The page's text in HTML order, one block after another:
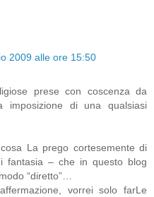
2009 alle ore 15:50
prese con coscenza da
imposizione di una qualsiasi
La prego cortesemente di
fantasia – che in questo blog
“diretto”…
vorrei solo farLe